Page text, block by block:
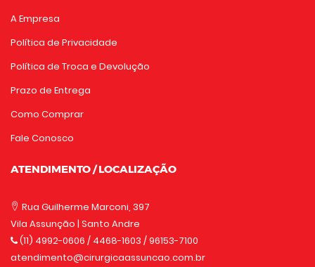
A Empresa
Política de Privacidade
Política de Troca e Devolução
Prazo de Entrega
Como Comprar
Fale Conosco
ATENDIMENTO / LOCALIZAÇÃO
Rua Guilherme Marconi, 397
Vila Assunção | Santo Andre
(11) 4992-0606 / 4468-1603 / 96153-7100
atendimento@cirurgicaassuncao.com.br